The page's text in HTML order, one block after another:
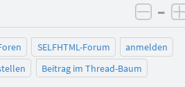
–
SELFHTML-Forum
anmelden
Beitrag im Thread-Baum